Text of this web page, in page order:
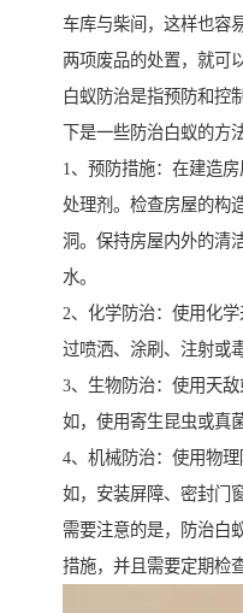
车库与柴间，这样也容
两项废品的处置，就可
白蚁防治是指预防和控
下是一些防治白蚁的方法
1、预防措施：在建造
处理剂。检查房屋的构
洞。保持房屋内外的清
水。
2、化学防治：使用化
过喷洒、涂刷、注射或
3、生物防治：使用天
如，使用寄生昆虫或真
4、机械防治：使用物
如，安装屏障、密封门
需要注意的是，防治白
措施，并且需要定期检